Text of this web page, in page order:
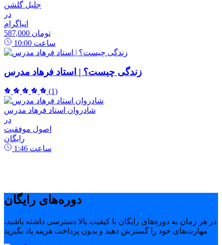
جلیل گلشن
در
انیاگرام
587,000 تومان
10:00 ساعت
زندگی چیست؟ | استاد فرهاد مدرس
(1)
شادروان استاد فرهاد مدرس
در
اصول موفقیت
رایگان
1:46 ساعت
دوره‌های رایگان
در هر زمان به دوره‌های رایگان با کیفیت بالا دسترسی داشته باشید،
مهارت‌های خود را گسترش دهید و بدون پرداخت هزینه یاد بگیرید